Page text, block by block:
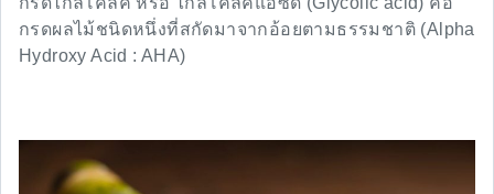
กรดผลไม้ชนิดหนึ่งที่สกัดมาจากอ้อยตามธรรมชาติ (Alpha
Hydroxy Acid : AHA)